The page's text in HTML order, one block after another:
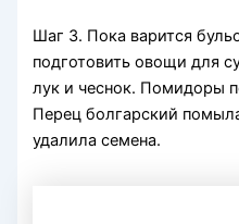
Шаг 3. Пока варится
подготовить овощи для
лук и чеснок. Помидоры
Перец болгарский
удалила семена.